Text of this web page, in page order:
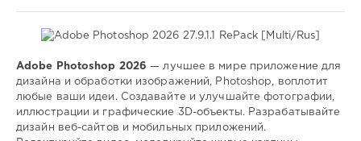
Софт
SamDel
Adobe Photoshop 2026 — лучшее в мире приложение для
дизайна и обработки изображений, Photoshop, воплотит
любые ваши идеи. Создавайте и улучшайте фотографии,
иллюстрации и графические 3D-объекты. Разрабатывайте
дизайн веб-сайтов и мобильных приложений.